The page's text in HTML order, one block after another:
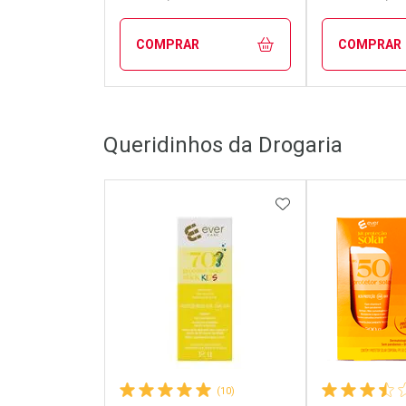
COMPRAR
Laboratório
Por Menos
COMPRAR
Por
Queridinhos da Drogaria
(10)
ADICIONAR AOS